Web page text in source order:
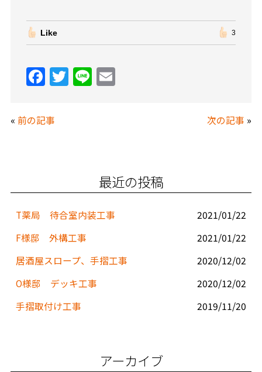
Like 3
F
a
c
e
o
k
T
w
Li
n
E
« 前の記事 次の記事 »
最近の投稿
T薬局 待合室内装工事
2021/01/22
F様邸 外構工事
2021/01/22
居酒屋スロープ、手摺工事
2020/12/02
O様邸 デッキ工事
2020/12/02
手摺取付け工事
2019/11/20
アーカイブ